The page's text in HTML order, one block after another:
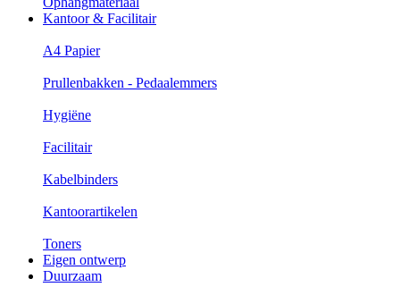
Kantoor & Facilitair
A4 Papier
Prullenbakken - Pedaalemmers
Hygiëne
Facilitair
Kabelbinders
Kantoorartikelen
Toners
Eigen ontwerp
Duurzaam